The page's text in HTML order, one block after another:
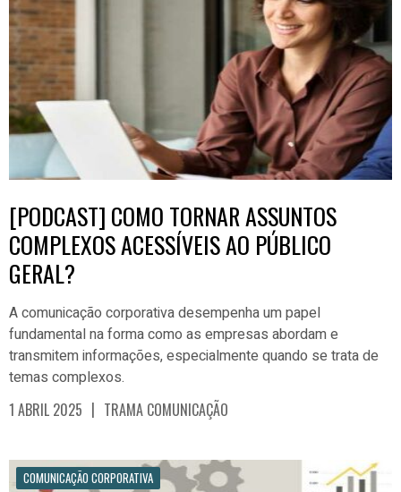
[PODCAST] COMO TORNAR ASSUNTOS
COMPLEXOS ACESSÍVEIS AO PÚBLICO
GERAL?
A comunicação corporativa desempenha um papel
fundamental na forma como as empresas abordam e
transmitem informações, especialmente quando se trata de
temas complexos.
1 ABRIL 2025 | TRAMA COMUNICAÇÃO
COMUNICAÇÃO CORPORATIVA